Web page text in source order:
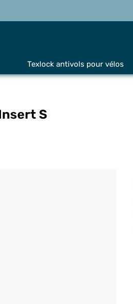
Texlock antivols pour vélos
S